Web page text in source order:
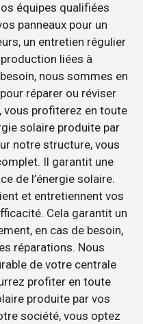
équipes qualifiées
panneaux pour un
un entretien régulier
liées à
nous sommes en
réparer ou réviser
vous profiterez en toute
solaire produite par
notre structure, vous
Il garantit une
de l’énergie solaire.
et entretiennent vos
Cela garantit un
en cas de besoin,
réparations. Nous
de votre centrale
profiter en toute
produite par vos
société, vous optez